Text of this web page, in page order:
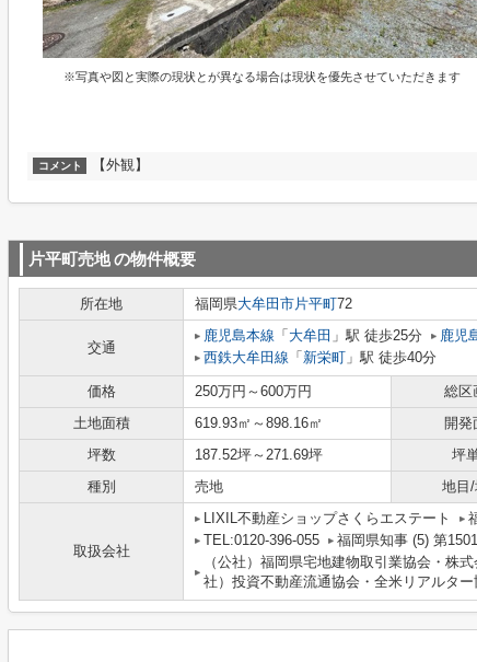
※写真や図と実際の現状とが異なる場合は現状を優先させていただきます
コメント 【外観】
片平町売地の物件概要
所在地 福岡県大牟田市片平町72
交通
鹿児島本線 「 大牟田 」駅 徒歩25分 鹿児
西鉄大牟田線 「 新栄町 」駅 徒歩40分
価格 250万円～600万円 総区
土地面積
619.93㎡～898.16㎡ 開発
坪数
187.52坪～271.69坪 坪
種別
売地 地目
取扱会社
LIXIL不動産ショップさくらエステート
TEL:0120-396-055
福岡県知事 (5) 第
（公社）福岡県宅地建物取引業協会・株
社）投資不動産流通協会・全米リアルター